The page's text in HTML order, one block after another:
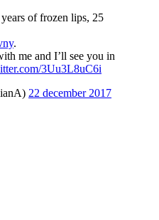
of frozen lips, 25
.
me and I’ll see you in
3Uu3L8uC6i
22 december 2017